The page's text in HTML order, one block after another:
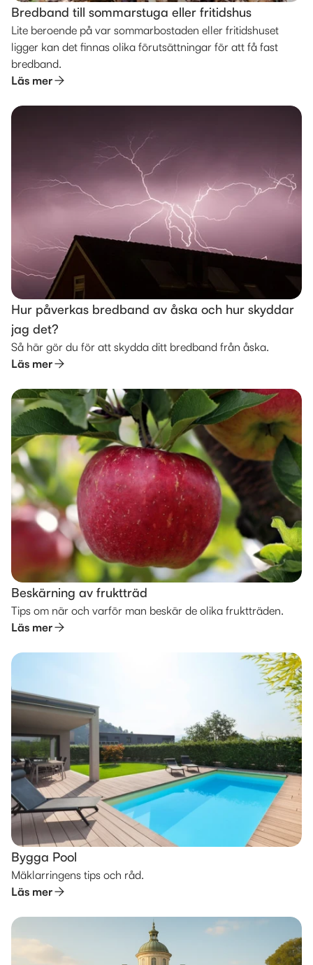
Bredband till sommarstuga eller fritidshus
Lite beroende på var sommarbostaden eller fritidshuset
ligger kan det finnas olika förutsättningar för att få fast
bredband.
Läs mer
Hur påverkas bredband av åska och hur skyddar
jag det?
Så här gör du för att skydda ditt bredband från åska.
Läs mer
Beskärning av fruktträd
Tips om när och varför man beskär de olika fruktträden.
Läs mer
Bygga Pool
Mäklarringens tips och råd.
Läs mer